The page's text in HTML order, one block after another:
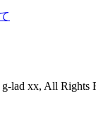
lad xx, All Rights